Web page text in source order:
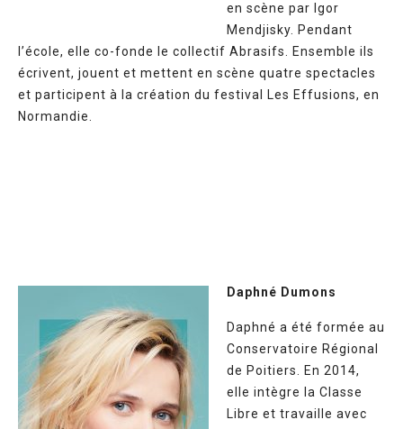
en scène par Igor
Mendjisky. Pendant
l’école, elle co-fonde le collectif Abrasifs. Ensemble ils
écrivent, jouent et mettent en scène quatre spectacles
et participent à la création du festival Les Effusions, en
Normandie.
Daphné Dumons
Daphné a été formée au
Conservatoire Régional
de Poitiers. En 2014,
elle intègre la Classe
Libre et travaille avec